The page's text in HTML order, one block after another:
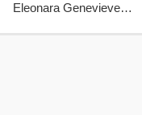
Eleonara Genevieve…